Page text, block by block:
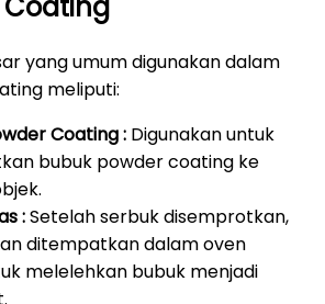
yang umum digunakan dalam
meliputi:
Coating : Digunakan untuk
bubuk powder coating ke
:Setelah serbuk disemprotkan,
ditempatkan dalam oven
melelehkan bubuk menjadi